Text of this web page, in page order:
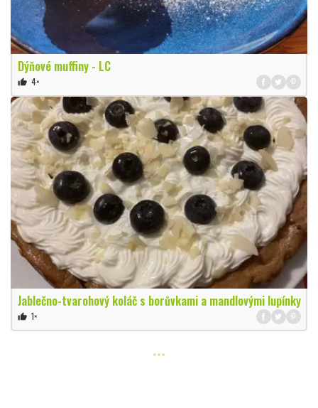
Dýňové muffiny - LC
thumb_up 4×
Jablečno-tvarohový koláč s borůvkami a mandlovými lupínky
thumb_up 1×